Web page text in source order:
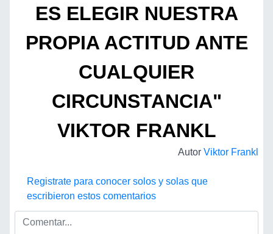
ES ELEGIR NUESTRA
PROPIA ACTITUD ANTE
CUALQUIER
CIRCUNSTANCIA"
VIKTOR FRANKL
Autor Viktor Frankl
Registrate para conocer solos y solas que
escribieron estos comentarios